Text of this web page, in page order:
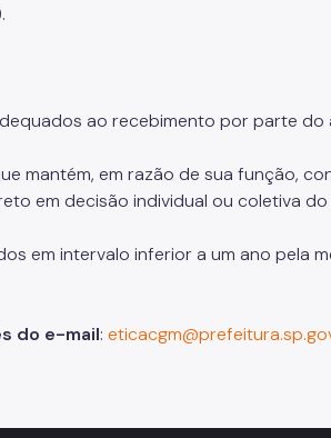
ao recebimento por parte do
mantém, em razão de sua função,
em decisão individual ou coletiva
em intervalo inferior a um ano pela
do e-mail: